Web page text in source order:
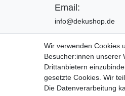
Email:
info@dekushop.de
Wir verwenden Cookies
Besucher:innen unserer
Drittanbietern
gesetzte Cookies. Wir
Die Datenverarbeitung